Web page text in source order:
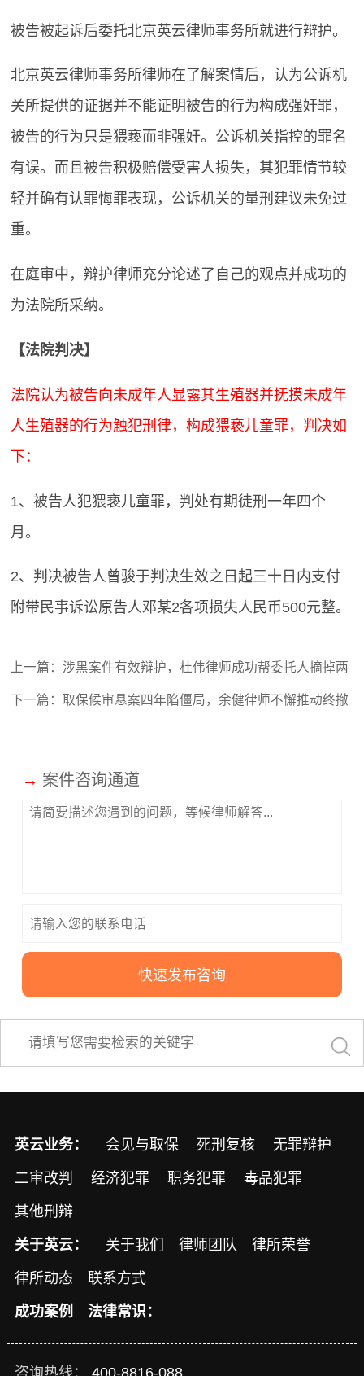
被告被起诉后委托北京英云律师事务所就进行辩护。
北京英云律师事务所律师在了解案情后，认为公诉机
关所提供的证据并不能证明被告的行为构成强奸罪，
被告的行为只是猥亵而非强奸。公诉机关指控的罪名
有误。而且被告积极赔偿受害人损失，其犯罪情节较
轻并确有认罪悔罪表现，公诉机关的量刑建议未免过
重。
在庭审中，辩护律师充分论述了自己的观点并成功的
为法院所采纳。
【法院判决】
法院认为被告向未成年人显露其生殖器并抚摸未成年
人生殖器的行为触犯刑律，构成猥亵儿童罪，判决如
下：
1、被告人犯猥亵儿童罪，判处有期徒刑一年四个
月。
2、判决被告人曾骏于判决生效之日起三十日内支付
附带民事诉讼原告人邓某2各项损失人民币500元整。
上一篇：涉黑案件有效辩护，杜伟律师成功帮委托人摘掉两
个罪名！
下一篇：取保候审悬案四年陷僵局，余健律师不懈推动终撤
→ 案件咨询通道
英云业务： 会见与取保 死刑复核 无罪辩护
二审改判 经济犯罪 职务犯罪 毒品犯罪
其他刑辩
关于英云： 关于我们 律师团队 律所荣誉
律所动态 联系方式
成功案例 法律常识：
咨询热线： 400-8816-088